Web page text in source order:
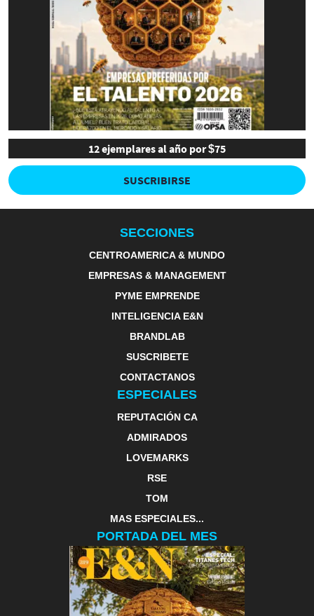
12 ejemplares al año por $75
SUSCRIBIRSE
SECCIONES
CENTROAMERICA & MUNDO
EMPRESAS & MANAGEMENT
PYME EMPRENDE
INTELIGENCIA E&N
BRANDLAB
SUSCRIBETE
CONTACTANOS
ESPECIALES
REPUTACIÓN CA
ADMIRADOS
LOVEMARKS
RSE
TOM
MAS ESPECIALES...
PORTADA DEL MES